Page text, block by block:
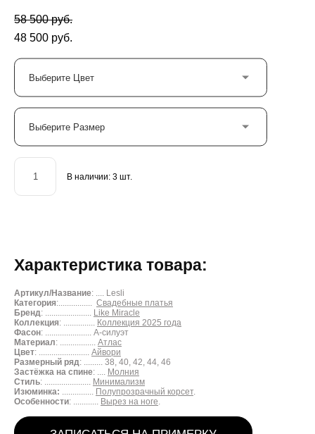
58 500 pуб.
48 500 pуб.
Выберите Цвет
Выберите Размер
В наличии: 3 шт.
Характеристика товара:
Артикул/Название: .... Lesli
Категория:................ Свадебные платья
Бренд: ...................... Like Miracle
Коллекция: ............... Коллекция 2025 года
Фасон: ...................... А-силуэт
Материал: ................. Атлас
Цвет: ........................ Айвори
Размерный ряд: ......... 38, 40, 42, 44, 46
Застёжка на спине: .... Молния
Стиль: ...................... Минимализм
Изюминка:
Полупрозрачный корсет.
Особенности: ............ Вырез на ноге